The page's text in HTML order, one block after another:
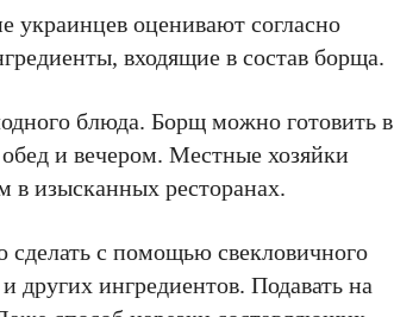
украинцев оценивают согласно
входящие в состав борща.
блюда. Борщ можно готовить в
и вечером. Местные хозяйки
в изысканных ресторанах.
с помощью свекловичного
ингредиентов. Подавать на